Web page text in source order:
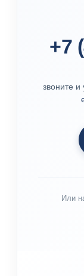
+7
звоните
Или